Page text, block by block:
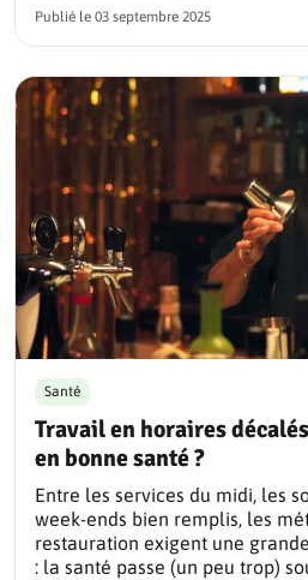
Publié le 03 septembre 2025
Travail en horaires
en bonne santé ?
Santé
Entre les services du midi, les
week-ends bien remplis, les
restauration exigent une
: la santé passe (un peu trop)